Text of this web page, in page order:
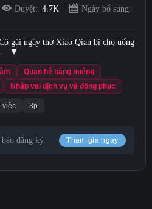
tình dục bằng miệng
Duyệt: 4.7K
Ngày bổ sung:
gái ngây thơ Xiao Qian bị cho uống
Quan hệ bằng miệng
Nhập vai dịch vụ và đồng phục
việc 3p
đăng ký Tham gia ngay